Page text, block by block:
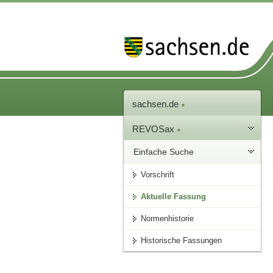
sachsen.de
REVOSax
Einfache Suche
Vorschrift
Aktuelle Fassung
Normenhistorie
Historische Fassungen